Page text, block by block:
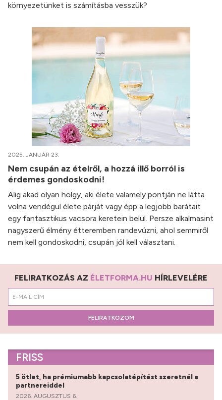
környezetünket is számításba vesszük?
2025. JANUÁR 23.
Nem csupán az ételről, a hozzá illő borról is
érdemes gondoskodni!
Alig akad olyan hölgy, aki élete valamely pontján ne látta
volna vendégül élete párját vagy épp a legjobb barátait
egy fantasztikus vacsora keretein belül. Persze alkalmasint
nagyszerű élmény étteremben randevúzni, ahol semmiről
nem kell gondoskodni, csupán jól kell választani.
FELIRATKOZÁS AZ ÉLETFORMA.HU HÍRLEVELÉRE
FELIRATKOZOM
FRISS
5 ötlet, ha prémiumabb kapcsolatépítést szeretnél a
partnereiddel
2026. AUGUSZTUS 6.